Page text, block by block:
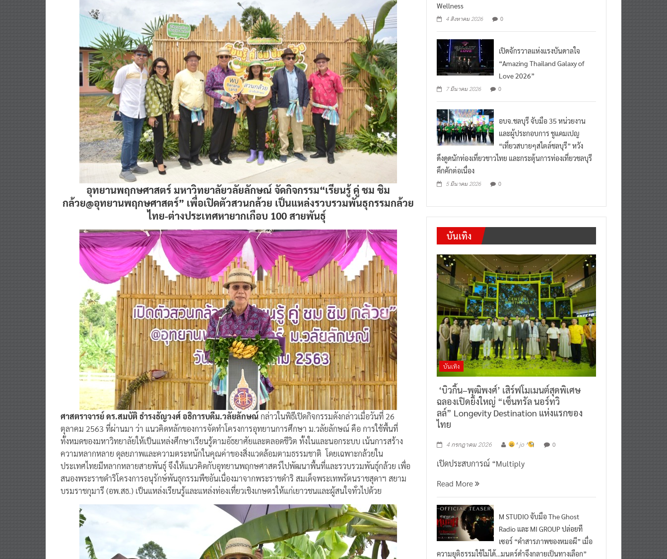
อุทยานพฤกษศาสตร์ มหาวิทยาลัยวลัยลักษณ์ จัดกิจกรรม“เรียนรู้ คู่ ชม ชิม
กล้วย@อุทยานพฤกษศาสตร์” เพื่อเปิดตัวสวนกล้วย เป็นแหล่งรวบรวมพันธุกรรมกล้วย
ไทย-ต่างประเทศหายากเกือบ 100 สายพันธุ์
ศาสตราจารย์ ดร.สมบัติ ธำรงธัญวงศ์ อธิการบดีม.วลัยลักษณ์ กล่าวในพิธีเปิดกิจกรรมดังกล่าวเมื่อวันที่ 26
ตุลาคม 2563 ที่ผ่านมา ว่า แนวคิดหลักของการจัดทำโครงการอุทยานการศึกษา ม.วลัยลักษณ์ คือ การใช้พื้นที่
ทั้งหมดของมหาวิทยาลัยให้เป็นแหล่งศึกษาเรียนรู้ตามอัธยาศัยและตลอดชีวิต ทั้งในและนอกระบบ เน้นการสร้าง
ความหลากหลาย ดุลยภาพและความตระหนักในคุณค่าของสิ่งแวดล้อมตามธรรมชาติ โดยเฉพาะกล้วยใน
ประเทศไทยมีหลากหลายสายพันธุ์ จึงให้แนวคิดกับอุทยานพฤกษศาสตร์ไปพัฒนาพื้นที่และรวบรวมพันธุ์กล้วย เพื่อ
สนองพระราชดำริโครงการอนุรักษ์พันธุกรรมพืชอันเนื่องมาจากพระราชดำริ สมเด็จพระเทพรัตนราชสุดาฯ สยาม
บรมราชกุมารี (อพ.สธ.) เป็นแหล่งเรียนรู้และแหล่งท่องเที่ยวเชิงเกษตรให้แก่เยาวชนและผู้สนใจทั่วไปด้วย
Wellness
4 สิงหาคม 2026 0
เปิดจักรวาลแห่งแรงบันดาลใจ
“Amazing Thailand Galaxy of
Love 2026”
7 มีนาคม 2026 0
อบจ.ชลบุรี จับมือ 35 หน่วยงาน
และผู้ประกอบการ ชูแคมเปญ
“เที่ยวสบายๆสไตล์ชลบุรี” หวัง
ดึงดูดนักท่องเที่ยวชาวไทย และกระตุ้นการท่องเที่ยวชลบุรี
คึกคักต่อเนื่อง
5 มีนาคม 2026 0
บันเทิง
บันเทิง
‘บิวกิ้น–พุฒิพงศ์’ เสิร์ฟโมเมนต์สุดพิเศษ
ฉลองเปิดยิ่งใหญ่ “เซ็นทรัล นอร์ทวิ
ลล์” Longevity Destination แห่งแรกของ
ไทย
4 กรกฎาคม 2026 ^ jo ^ 0
เปิดประสบการณ์ “Multiply
Read More
M STUDIO จับมือ The Ghost
Radio และ MI GROUP ปล่อยที
เซอร์ “คำสารภาพของหมอผี” เมื่อ
ความยุติธรรมใช้ไม่ได้…มนตร์ดำจึงกลายเป็นทางเลือก”